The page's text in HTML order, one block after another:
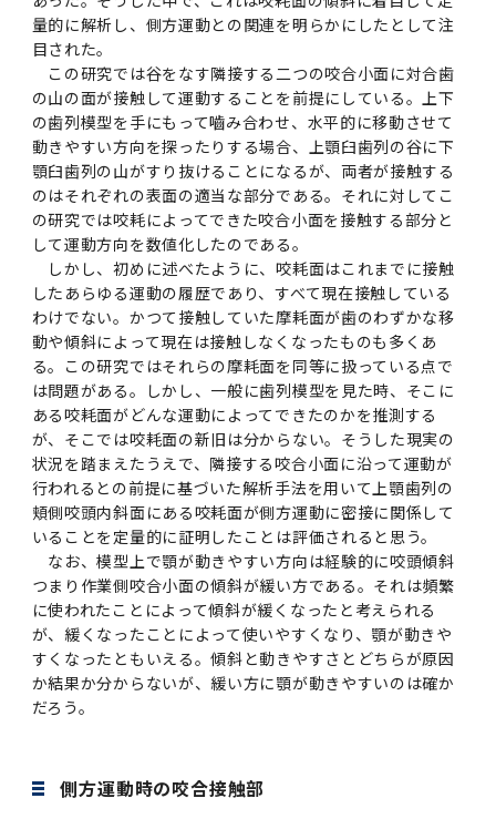
量的に解析し、側方運動との関連を明らかにしたとして注
目された。
この研究では谷をなす隣接する二つの咬合小面に対合歯
の山の面が接触して運動することを前提にしている。上下
の歯列模型を手にもって嚙み合わせ、水平的に移動させて
動きやすい方向を探ったりする場合、上顎臼歯列の谷に下
顎臼歯列の山がすり抜けることになるが、両者が接触する
のはそれぞれの表面の適当な部分である。それに対してこ
の研究では咬耗によってできた咬合小面を接触する部分と
して運動方向を数値化したのである。
しかし、初めに述べたように、咬耗面はこれまでに接触
したあらゆる運動の履歴であり、すべて現在接触している
わけでない。かつて接触していた摩耗面が歯のわずかな移
動や傾斜によって現在は接触しなくなったものも多くあ
る。この研究ではそれらの摩耗面を同等に扱っている点で
は問題がある。しかし、一般に歯列模型を見た時、そこに
ある咬耗面がどんな運動によってできたのかを推測する
が、そこでは咬耗面の新旧は分からない。そうした現実の
状況を踏まえたうえで、隣接する咬合小面に沿って運動が
行われるとの前提に基づいた解析手法を用いて上顎歯列の
頬側咬頭内斜面にある咬耗面が側方運動に密接に関係して
いることを定量的に証明したことは評価されると思う。
なお、模型上で顎が動きやすい方向は経験的に咬頭傾斜
つまり作業側咬合小面の傾斜が緩い方である。それは頻繁
に使われたことによって傾斜が緩くなったと考えられる
が、緩くなったことによって使いやすくなり、顎が動きや
すくなったともいえる。傾斜と動きやすさとどちらが原因
か結果か分からないが、緩い方に顎が動きやすいのは確か
だろう。
側方運動時の咬合接触部